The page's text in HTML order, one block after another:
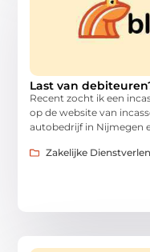
Last van
Recent zocht ik een
op de website van
autobedrijf in Nijmegen
Zakelijke